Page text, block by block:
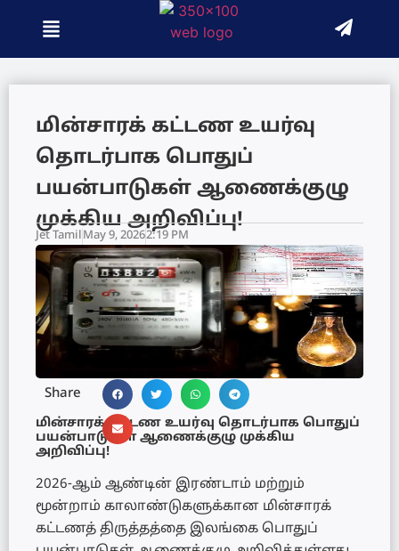
மின்சாரக் கட்டண உயர்வு
தொடர்பாக பொதுப்
பயன்பாடுகள் ஆணைக்குழு
முக்கிய அறிவிப்பு!
Jet TamilMay 9, 20262:19 PM
Share
மின்சாரக் கட்டண உயர்வு தொடர்பாக பொதுப்
பயன்பாடுகள் ஆணைக்குழு முக்கிய
அறிவிப்பு!
2026-ஆம் ஆண்டின் இரண்டாம் மற்றும்
மூன்றாம் காலாண்டுகளுக்கான மின்சாரக்
கட்டணத் திருத்தத்தை இலங்கை பொதுப்